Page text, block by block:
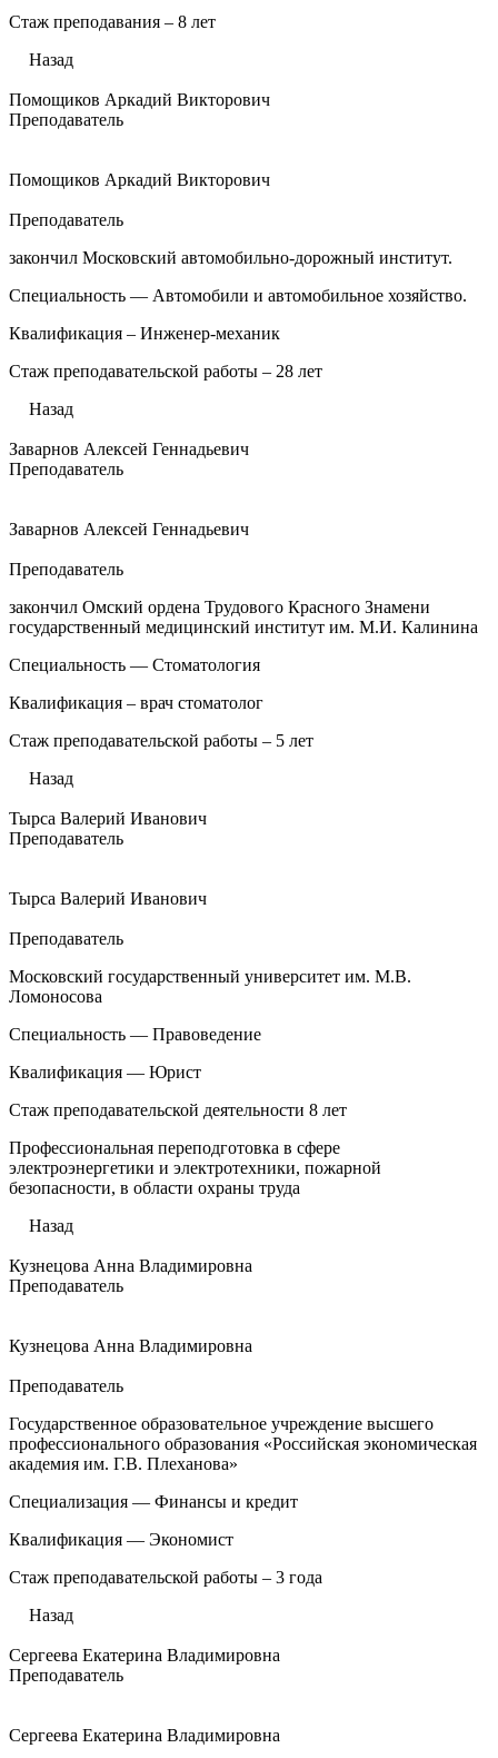
Стаж преподавания – 8 лет
Назад
Помощиков Аркадий Викторович
Преподаватель
Помощиков Аркадий Викторович
Преподаватель
закончил Московский автомобильно-дорожный институт.
Специальность — Автомобили и автомобильное хозяйство.
Квалификация – Инженер-механик
Стаж преподавательской работы – 28 лет
Назад
Заварнов Алексей Геннадьевич
Преподаватель
Заварнов Алексей Геннадьевич
Преподаватель
закончил Омский ордена Трудового Красного Знамени
государственный медицинский институт им. М.И. Калинина
Специальность — Стоматология
Квалификация – врач стоматолог
Стаж преподавательской работы – 5 лет
Назад
Тырса Валерий Иванович
Преподаватель
Тырса Валерий Иванович
Преподаватель
Московский государственный университет им. М.В.
Ломоносова
Специальность — Правоведение
Квалификация — Юрист
Стаж преподавательской деятельности 8 лет
Профессиональная переподготовка в сфере
электроэнергетики и электротехники, пожарной
безопасности, в области охраны труда
Назад
Кузнецова Анна Владимировна
Преподаватель
Кузнецова Анна Владимировна
Преподаватель
Государственное образовательное учреждение высшего
профессионального образования «Российская экономическая
академия им. Г.В. Плеханова»
Специализация — Финансы и кредит
Квалификация — Экономист
Стаж преподавательской работы – 3 года
Назад
Сергеева Екатерина Владимировна
Преподаватель
Сергеева Екатерина Владимировна